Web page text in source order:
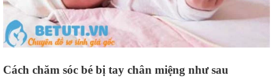
Cách chăm sóc bé bị tay chân miệng như sau